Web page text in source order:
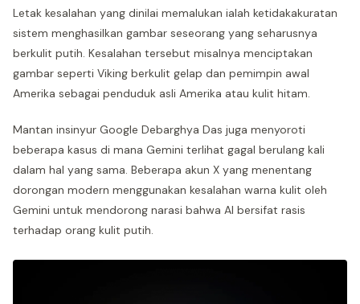
Letak kesalahan yang dinilai memalukan ialah ketidakakuratan
sistem menghasilkan gambar seseorang yang seharusnya
berkulit putih. Kesalahan tersebut misalnya menciptakan
gambar seperti Viking berkulit gelap dan pemimpin awal
Amerika sebagai penduduk asli Amerika atau kulit hitam.
Mantan insinyur Google Debarghya Das juga menyoroti
beberapa kasus di mana Gemini terlihat gagal berulang kali
dalam hal yang sama. Beberapa akun X yang menentang
dorongan modern menggunakan kesalahan warna kulit oleh
Gemini untuk mendorong narasi bahwa AI bersifat rasis
terhadap orang kulit putih.